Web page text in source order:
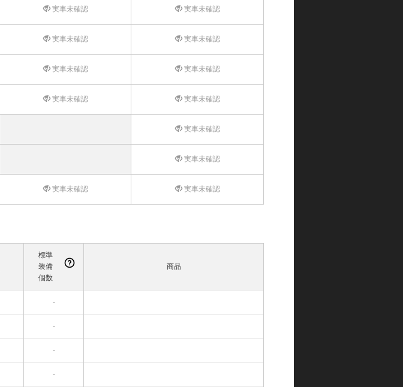
実車未確認 実車未確認
実車未確認 実車未確認
実車未確認 実車未確認
実車未確認 実車未確認
実車未確認
実車未確認
実車未確認 実車未確認
標準
装備
個数
商品
-
-
-
-